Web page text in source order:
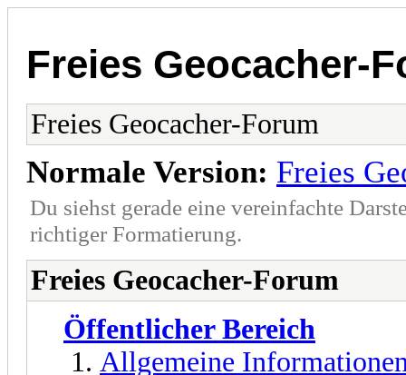
Freies Geocacher-
Freies Geocacher-Forum
Normale Version: Freies
Du siehst gerade eine vereinfachte
richtiger Formatierung.
Freies Geocacher-Forum
Öffentlicher Bereich
Allgemeine